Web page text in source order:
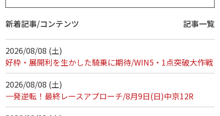
新着記事/コンテンツ 記事一覧
2026/08/08 (土)
好枠・展開利を生かした騎乗に期待/WIN5・1点突破大作戦
2026/08/08 (土)
一発逆転！最終レースアプローチ/8月9日(日)中京12R